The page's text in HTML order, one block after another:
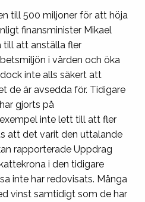
till 500 miljoner för att höja
finansminister Mikael
till att anställa fler
i vården och öka
inte alls säkert att
de är avsedda för. Tidigare
gjorts på
inte lett till att fler
att det varit den uttalande
rapporterade Uppdrag
i den tidigare
inte har redovisats. Många
vinst samtidigt som de har